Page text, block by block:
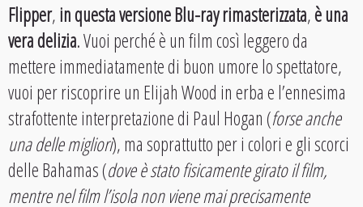
Flipper,in questa versione Blu-ray rimasterizzata,è una
vera delizia. Vuoi perché è un film così leggero da
mettere immediatamente di buon umore lo spettatore,
vuoi per riscoprire un Elijah Wood in erba e l’ennesima
strafottente interpretazione di Paul Hogan (forse anche
una delle migliori), ma soprattutto per i colori e gli scorci
delle Bahamas (dove è stato fisicamente girato il film,
mentre nel film l’isola non viene mai precisamente